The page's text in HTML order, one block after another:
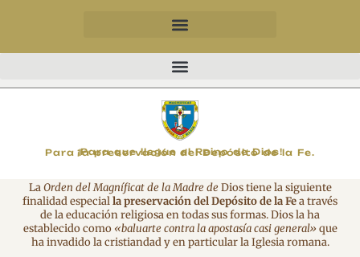
Para la preservación del Depósito de la Fe.
¡Para que llegue el Reino de Dios!
MAGNIFICAT
LaOrden del Magníficat de la Madre deDios tiene la siguiente
finalidad especialla preservación del Depósito de la Fea través
de la educación religiosa en todas sus formas. Dios la ha
establecido como«baluarte contra la apostasía casi general» que
ha invadido la cristiandad y en particular la Iglesia romana.